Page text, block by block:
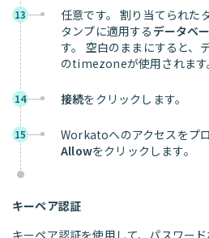
13
任意です。 割り当てられた
タンプに適用する データベ
す。 空白のままにすると、
のtimezoneが使用されます
14 接続をクリックします。
15
Workatoへのアクセスをプ
Allowをクリックします。
キーペア認証
キーペア認証を使用して、パスワー